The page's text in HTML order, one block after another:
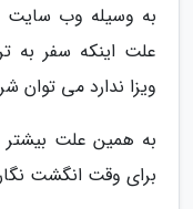
به وسیله وب سایت
علت اینکه سفر به
ویزا ندارد می توان
به همین علت بیشتر
برای وقت انگشت